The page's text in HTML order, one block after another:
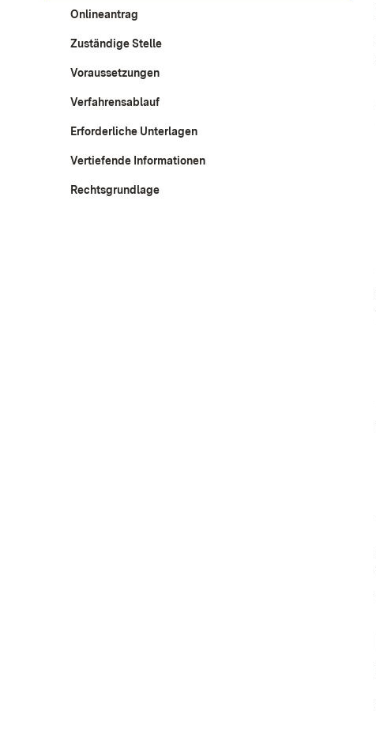
Onlineantrag
Zuständige Stelle
Voraussetzungen
Verfahrensablauf
Erforderliche Unterlagen
Vertiefende Informationen
Rechtsgrundlage